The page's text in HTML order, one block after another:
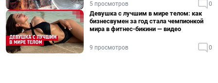
5 просмотров 0
Девушка с лучшим в мире телом: как
бизнесвумен за год стала чемпионкой
мира в фитнес-бикини — видео
9 просмотров 0